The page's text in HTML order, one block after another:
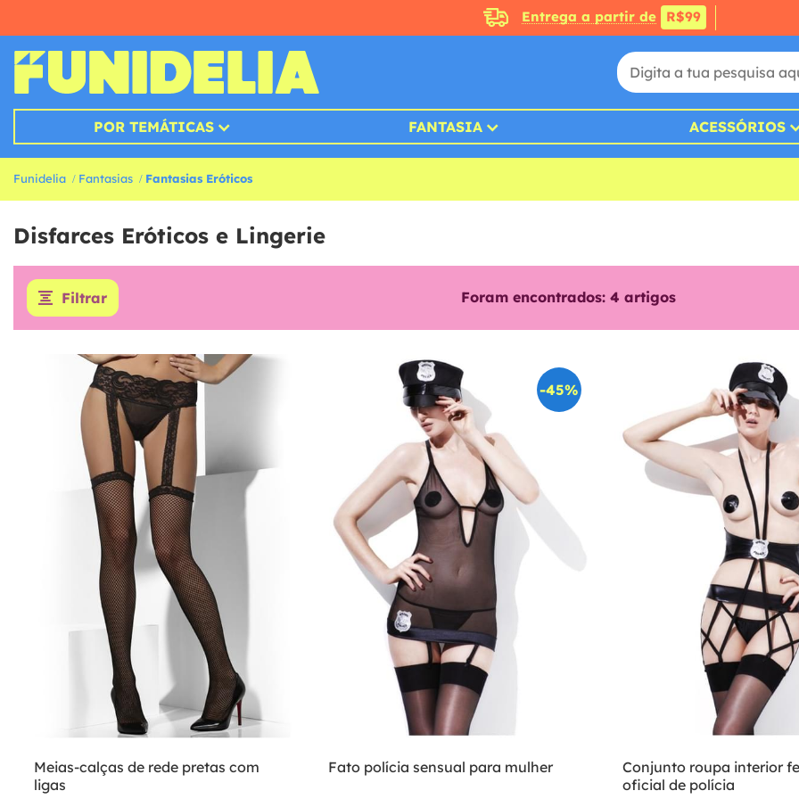
Entrega a partir de R$99
POR TEMÁTICAS FANTASIA ACESSÓRIOS
Funidelia Fantasias Fantasias Eróticos
Disfarces Eróticos e Lingerie
Filtrar Foram encontrados: 4 artigos
Meias-calças de rede pretas com
ligas
-45%
Fato polícia sensual para mulher
Conjunto roupa interior
oficial de polícia